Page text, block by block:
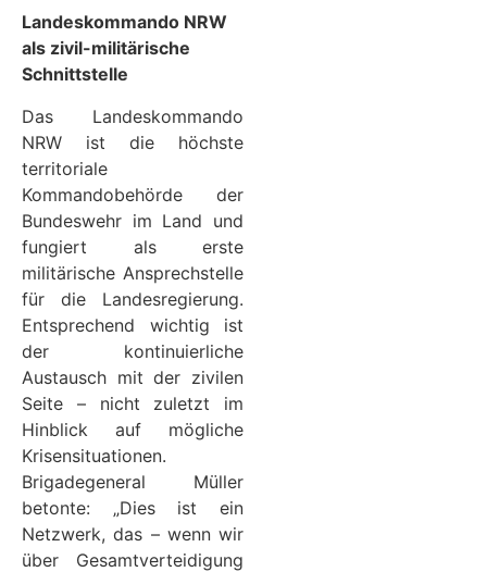
Landeskommando NRW
als zivil-militärische
Schnittstelle
Das Landeskommando
NRW ist die höchste
territoriale
Kommandobehörde der
Bundeswehr im Land und
fungiert als erste
militärische Ansprechstelle
für die Landesregierung.
Entsprechend wichtig ist
der kontinuierliche
Austausch mit der zivilen
Seite – nicht zuletzt im
Hinblick auf mögliche
Krisensituationen.
Brigadegeneral Müller
betonte: „Dies ist ein
Netzwerk, das – wenn wir
über Gesamtverteidigung